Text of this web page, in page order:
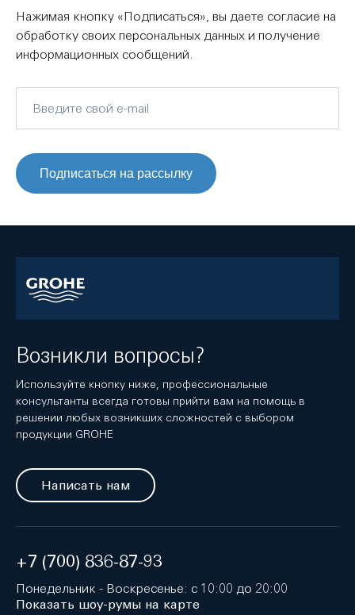
Нажимая кнопку «Подписаться», вы даете согласие на
обработку своих персональных данных и получение
информационных сообщений.
Подписаться на рассылку
Возникли вопросы?
Используйте кнопку ниже, профессиональные
консультанты всегда готовы прийти вам на помощь в
решении любых возникших сложностей с выбором
продукции GROHE
Написать нам
+7 (700) 836-87-93
Понедельник - Воскресенье: с 10:00 до 20:00
Показать шоу-румы на карте